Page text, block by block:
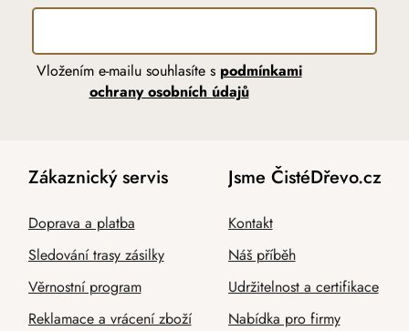
Vložením e-mailu souhlasíte s podmínkami
ochrany osobních údajů
Zákaznický servis
Doprava a platba
Sledování trasy zásilky
Věrnostní program
Reklamace a vrácení zboží
Jsme ČistéDřevo.cz
Kontakt
Náš příběh
Udržitelnost a certifikace
Nabídka pro firmy